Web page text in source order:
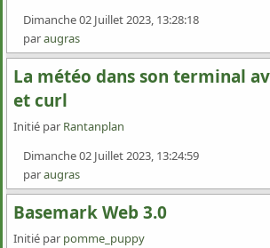
Dimanche 02 Juillet 2023, 13:28:18
paraugras
La météo dans son terminal
et curl
Initié par Rantanplan
Dimanche 02 Juillet 2023, 13:24:59
paraugras
Basemark Web 3.0
Initié par pomme_puppy